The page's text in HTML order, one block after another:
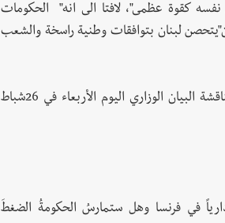
نفسه كقوة عظمى"، لافتا الى انه" الحكومات
لبنان بتوافقات وطنية راسخة والشعب
كان للنائب الدكتور أسامة سعد كلمة في جلسة المجلس النيابي المخصصة لمناقشة البيان الوزاري اليوم الأربعاء في 26شباط
في فرنسا وهل ستمارسُ الحكومةُ الضغطَ